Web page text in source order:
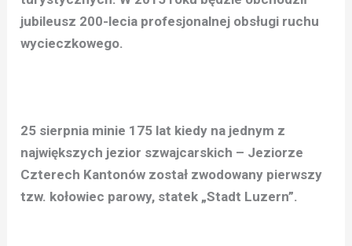
jubileusz 200-lecia profesjonalnej obsługi ruchu
wycieczkowego.
25 sierpnia minie 175 lat kiedy na jednym z
największych jezior szwajcarskich – Jeziorze
Czterech Kantonów został zwodowany pierwszy
tzw. kołowiec parowy, statek „Stadt Luzern”.